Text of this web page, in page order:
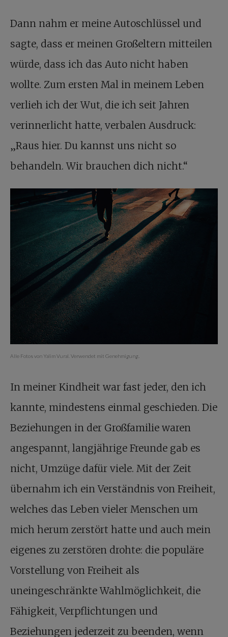
Dann nahm er meine Autoschlüssel und
sagte, dass er meinen Großeltern mitteilen
würde, dass ich das Auto nicht haben
wollte. Zum ersten Mal in meinem Leben
verlieh ich der Wut, die ich seit Jahren
verinnerlicht hatte, verbalen Ausdruck:
„Raus hier. Du kannst uns nicht so
behandeln. Wir brauchen dich nicht.“
Alle Fotos von Yalim Vural. Verwendet mit Genehmigung
In meiner Kindheit war fast jeder, den ich
kannte, mindestens einmal geschieden. Die
Beziehungen in der Großfamilie waren
angespannt, langjährige Freunde gab es
nicht, Umzüge dafür viele. Mit der Zeit
übernahm ich ein Verständnis von Freiheit,
welches das Leben vieler Menschen um
mich herum zerstört hatte und auch mein
eigenes zu zerstören drohte: die populäre
Vorstellung von Freiheit als
uneingeschränkte Wahlmöglichkeit, die
Fähigkeit, Verpflichtungen und
Beziehungen jederzeit zu beenden, wenn